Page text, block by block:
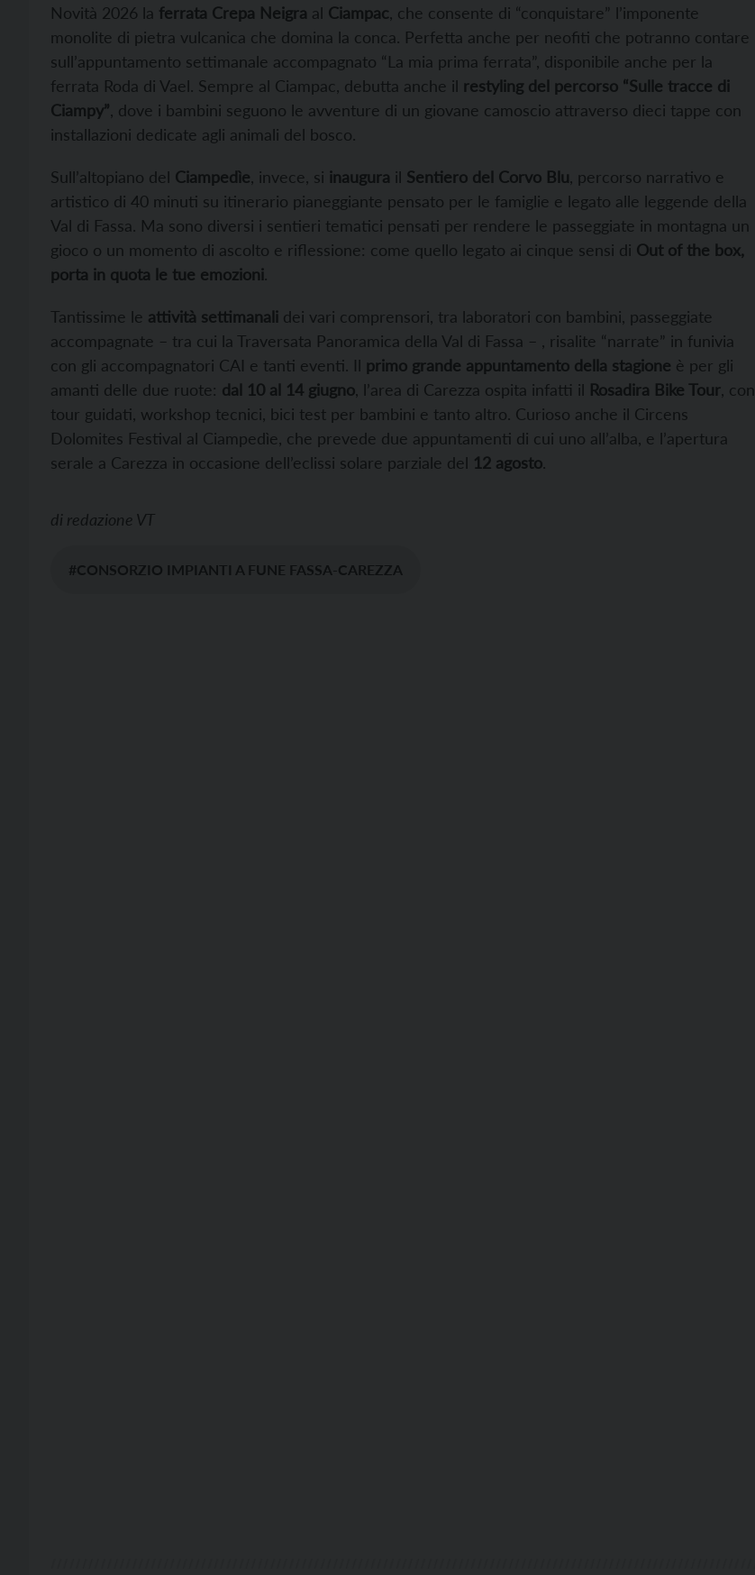
Novità 2026 la ferrata Crepa Neigra al Ciampac , che consente di “conquistare” l’imponente
monolite di pietra vulcanica che domina la conca. Perfetta anche per neofiti che potranno contare
sull’appuntamento settimanale accompagnato “La mia prima ferrata”, disponibile anche per la
ferrata Roda di Vael. Sempre al Ciampac, debutta anche il restyling del percorso “Sulle tracce di
Ciampy” , dove i bambini seguono le avventure di un giovane camoscio attraverso dieci tappe con
installazioni dedicate agli animali del bosco.
Sull’altopiano del Ciampedìe , invece, si inaugura il Sentiero del Corvo Blu , percorso narrativo e
artistico di 40 minuti su itinerario pianeggiante pensato per le famiglie e legato alle leggende della
Val di Fassa. Ma sono diversi i sentieri tematici pensati per rendere le passeggiate in montagna un
gioco o un momento di ascolto e riflessione: come quello legato ai cinque sensi di Out of the box,
porta in quota le tue emozioni.
Tantissime le attività settimanali dei vari comprensori, tra laboratori con bambini, passeggiate
accompagnate – tra cui la Traversata Panoramica della Val di Fassa – , risalite “narrate” in funivia
con gli accompagnatori CAI e tanti eventi. Il primo grande appuntamento della stagione è per gli
amanti delle due ruote: dal 10 al 14 giugno , l’area di Carezza ospita infatti il Rosadira Bike Tour , con
tour guidati, workshop tecnici, bici test per bambini e tanto altro. Curioso anche il Circens
Dolomites Festival al Ciampedìe, che prevede due appuntamenti di cui uno all’alba, e l’apertura
serale a Carezza in occasione dell’eclissi solare parziale del 12 agosto.
di redazione VT
#CONSORZIO IMPIANTI A FUNE FASSA-CAREZZA